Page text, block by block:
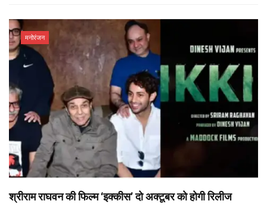
मनोरंजन
श्रीराम राघवन की फिल्म ‘इक्कीस’ दो अक्टूबर को होगी रिलीज